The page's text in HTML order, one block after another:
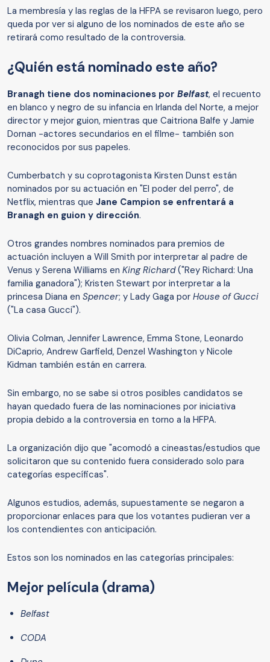
La membresía y las reglas de la HFPA se revisaron luego, pero
queda por ver si alguno de los nominados de este año se
retirará como resultado de la controversia.
¿Quién está nominado este año?
Branagh tiene dos nominaciones por Belfast, el recuento
en blanco y negro de su infancia en Irlanda del Norte, a mejor
director y mejor guion, mientras que Caitriona Balfe y Jamie
Dornan -actores secundarios en el filme- también son
reconocidos por sus papeles.
Cumberbatch y su coprotagonista Kirsten Dunst están
nominados por su actuación en "El poder del perro", de
Netflix, mientras que Jane Campion se enfrentará a
Branagh en guion y dirección.
Otros grandes nombres nominados para premios de
actuación incluyen a Will Smith por interpretar al padre de
Venus y Serena Williams en King Richard("Rey Richard: Una
familia ganadora"); Kristen Stewart por interpretar a la
princesa Diana en Spencer; y Lady Gaga por House of Gucci
("La casa Gucci").
Olivia Colman, Jennifer Lawrence, Emma Stone, Leonardo
DiCaprio, Andrew Garfield, Denzel Washington y Nicole
Kidman también están en carrera.
Sin embargo, no se sabe si otros posibles candidatos se
hayan quedado fuera de las nominaciones por iniciativa
propia debido a la controversia en torno a la HFPA.
La organización dijo que "acomodó a cineastas/estudios que
solicitaron que su contenido fuera considerado solo para
categorías específicas".
Algunos estudios, además, supuestamente se negaron a
proporcionar enlaces para que los votantes pudieran ver a
los contendientes con anticipación.
Estos son los nominados en las categorías principales:
Mejor película (drama)
Belfast
CODA